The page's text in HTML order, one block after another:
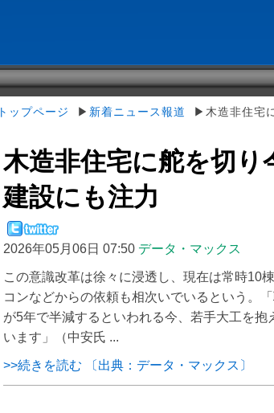
トップページ ▶ 新着ニュース報道 ▶木造非住宅
木造非住宅に舵を切り
建設にも注力
2026年05月06日 07:50 データ・マックス
この意識改革は徐々に浸透し、現在は常時10
コンなどからの依頼も相次いでいるという。
が5年で半減するといわれる今、若手大工を
います」（中安氏 ...
>>続きを読む 〔出典：データ・マックス〕